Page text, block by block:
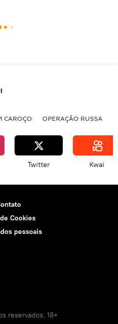
CAROÇO OPERAÇÃO RUSSA
Twitter Kwai
Cookies
pessoais
reservados. 18+